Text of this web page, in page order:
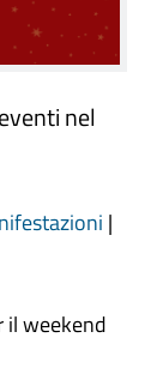
nel
|
il weekend